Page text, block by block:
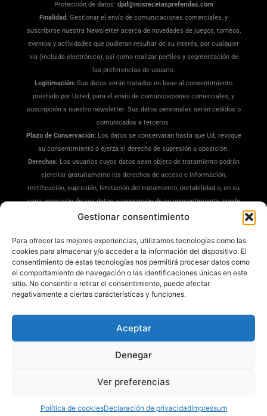
Gestionar consentimiento
Para ofrecer las mejores experiencias, utilizamos tecnologías como las
cookies para almacenar y/o acceder a la información del dispositivo. El
consentimiento de estas tecnologías nos permitirá procesar datos como
el comportamiento de navegación o las identificaciones únicas en este
sitio. No consentir o retirar el consentimiento, puede afectar
negativamente a ciertas características y funciones.
Aceptar
Denegar
Ver preferencias
Política de cookiesDeclaración de privacidadImpressum
Protección de datos: dpd@misrecetaspreferidas.com
Finalidad: Gestionar el envío de comunicaciones comerciales, y
suscribirse nuestra Newsletter acerca de novedades de juegos, torneos,
eventos y actividades que pudieran resultar de su interés, por cualquier
vía (incluida electrónica), así como realizar perfiles y segmentación de
las preferencias de usuario.
Legitimación: Sus datos serán tratados en base al consentimiento
prestado por Usted, para el envío de comunicaciones comerciales, y
suscripción a nuestro newsletter. Sus datos personales serán cedidos o
comunicados a terceros
Plazo de Conservación: Los datos se conservarán hasta que Ud. revoque
su consentimiento o ejerza el derecho de supresión u oposición.
Derechos: Los usuarios cuyos datos sean objeto de tratamiento podrán
ejercitar gratuitamente los derechos de acceso e información,
rectificación, supresión, limitación del tratamiento, portabilidad o, en su
caso, oposición de sus datos, y revocación de su consentimiento, puede
ejercitar sus derechos en la siguiente dirección:
puede interponer una reclamación ante la Agencia Española de
Protección de Datos(www.aepd.es)
Información Adicional:Tiene a su disposición información ampliada en
nuestra
Política de Privacidad
Todos los derechos reservados © 2025